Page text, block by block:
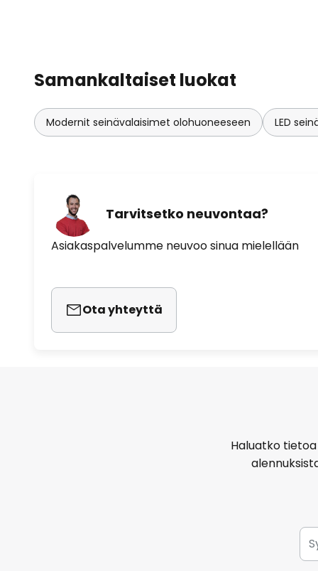
Samankaltaiset luokat
Modernit seinävalaisimet olohuoneeseen LED
Tarvitsetko neuvontaa?
Asiakaspalvelumme neuvoo sinua mielellään
Ota yhteyttä
Haluatko